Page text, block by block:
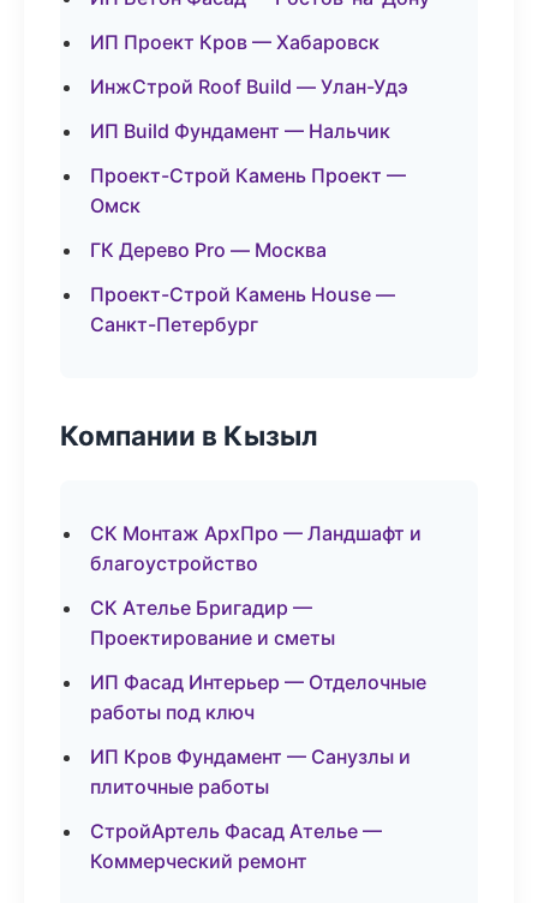
ИП Проект Кров — Хабаровск
ИнжСтрой Roof Build — Улан-Удэ
ИП Build Фундамент — Нальчик
Проект-Строй Камень Проект —
Омск
ГК Дерево Pro — Москва
Проект-Строй Камень House —
Санкт-Петербург
Компании в Кызыл
СК Монтаж АрхПро — Ландшафт и
благоустройство
СК Ателье Бригадир —
Проектирование и сметы
ИП Фасад Интерьер — Отделочные
работы под ключ
ИП Кров Фундамент — Санузлы и
плиточные работы
СтройАртель Фасад Ателье —
Коммерческий ремонт